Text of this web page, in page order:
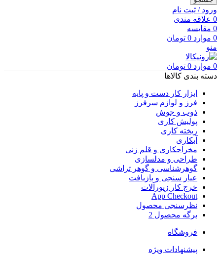
ورود / ثبت نام
0 علاقه مندی
0 مقایسه
0 موارد 0 تومان
منو
0 موارد 0 تومان
دسته بندی کالاها
ابزار کار دست و پایه
فرز و لوازم سرفرز
ذوب و جوش
پولیش کاری
ریخته کاری
آبکاری
مخراجکاری و قلم زنی
طراحی و مدلسازی
گوهرشناسی و گوهر تراشی
عیار سنجی و بازیافت
خرج کار زیورآلات
App Checkout
نظرسنجی محصول
برگه محصول 2
فروشگاه
پیشنهادات ویژه